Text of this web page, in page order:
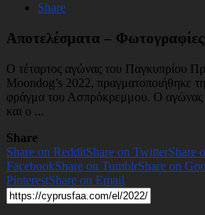
Share
Αποτελέσματα –
Ο τέταρτος αγώνας του Παγκυπρίου
Moondog’s 2022, πραγματοποιήθηκε
φράγμα του Ασπρόκρεμμου. Ο αγώνας
και ο ...
Share
Share on RedditShare on TwitterShare
FacebookShare on TumblrShare on
PinterestShare on Email